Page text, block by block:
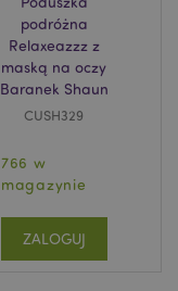
podróżna
Relaxeazzz z
maską na oczy
Baranek Shaun
CUSH329
766 w
magazynie
ZALOGUJ
Adobe Inc.
www.puckator.pl